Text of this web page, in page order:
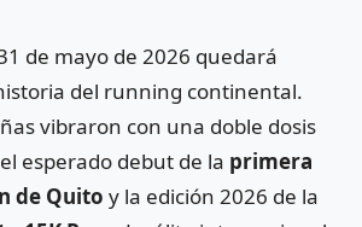
de mayo de 2026 quedará
del running continental.
vibraron con una doble dosis
esperado debut de la primera
de Quito y la edición 2026 de la